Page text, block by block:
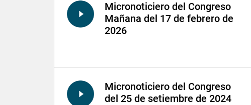
Micronoticiero del Congreso
Mañana del 17 de febrero de
2026
Micronoticiero del Congreso
del 25 de setiembre de 2024